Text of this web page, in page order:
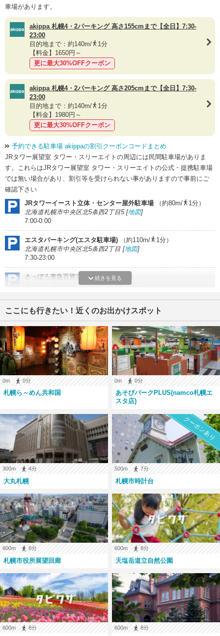
車場があります。
akippa 札幌4・2パーキング 高さ155cmまで【全日】7:30-
23:00
目的地まで：約140m/
1分
【料金】1650円～
更に最大30%OFFクーポン
akippa 札幌4・2パーキング 高さ205cmまで【全日】7:30-
23:00
目的地まで：約140m/
1分
【料金】1980円～
更に最大30%OFFクーポン
予約できる駐車場 akippaの割引クーポンコードまとめ
JRタワー展望室 タワー・スリーエイトの周辺には民間駐車場がありま
す。これらはJRタワー展望室 タワー・スリーエイトの公式・提携駐車場
では無い場合があり、割引等を受けられない事がありますので事前にご
確認下さい
続きを見る
JRタワーイースト立体・センター屋外駐車場 （約80m/
1分）
北海道札幌市中央区北5条西2丁目5 [地図]
7:00-0:00
エスタパーキング(エスタ駐車場) （約110m/
1分）
北海道札幌市中央区北5条西2丁目 [地図]
7:30-23:00
さっぽろ東急百貨店 （約120m/
1分）
北海道札幌市中央区北四条西2丁目 [地図
さっぽろ東急百貨店駐車場（約120m/
1分）
北海道札幌市中央区北四条西2丁目 [地図]
10:00-22:30
※駐車料金・営業時間等は変更されている場合があります。必ず現地で最新の
料金をご確認下さい。
ここにも行きたい！近くのお出かけスポット
0m 0分
札幌ら～めん共和国
0m 0分
あそびパークPLUS(namco札幌エ
スタ店)
300m 4分
大丸札幌
クーポンあり
500m 7分
札幌市時計台
600m 8分
札幌市役所展望回廊
600m 8分
天塩岳道立自然公園
600m 8分 600m 8分